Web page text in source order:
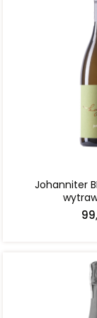
Johanniter
DO